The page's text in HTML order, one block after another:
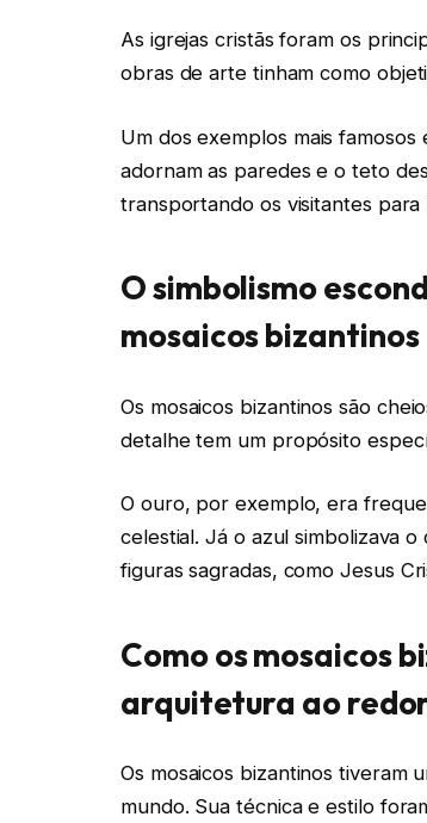
As igrejas cristãs foram os
obras de arte tinham como
Um dos exemplos mais famosos
adornam as paredes e o teto
transportando os visitantes
O simbolismo
mosaicos bizantinos
Os mosaicos bizantinos são
detalhe tem um propósito
O ouro, por exemplo, era
celestial. Já o azul simbolizava
figuras sagradas, como Jesus
Como os mosaicos
arquitetura ao
Os mosaicos bizantinos tiveram
mundo. Sua técnica e estilo